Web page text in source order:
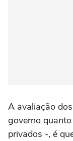
A avaliação
governo
privados -, é